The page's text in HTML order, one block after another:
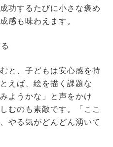
功するたびに小さな褒め
感も味わえます。
と、子どもは安心感を持
えば、絵を描く課題な
ようかな」と声をかけ
むのも素敵です。「ここ
やる気がどんどん湧いて